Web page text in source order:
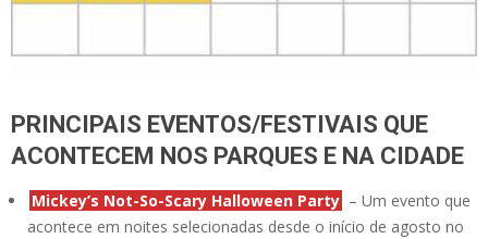
PRINCIPAIS EVENTOS/FESTIVAIS QUE
ACONTECEM NOS PARQUES E NA CIDADE
Mickey’s Not-So-Scary Halloween Party – Um evento que
acontece em noites selecionadas desde o início de agosto no